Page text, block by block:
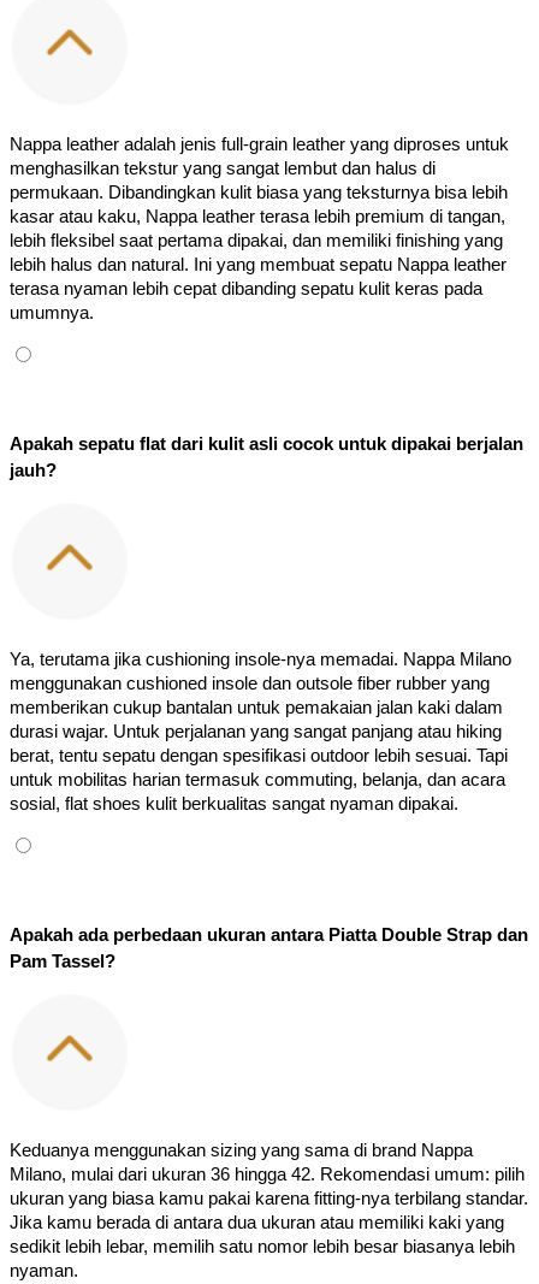
Nappa leather adalah jenis full-grain leather yang diproses untuk
menghasilkan tekstur yang sangat lembut dan halus di
permukaan. Dibandingkan kulit biasa yang teksturnya bisa lebih
kasar atau kaku, Nappa leather terasa lebih premium di tangan,
lebih fleksibel saat pertama dipakai, dan memiliki finishing yang
lebih halus dan natural. Ini yang membuat sepatu Nappa leather
terasa nyaman lebih cepat dibanding sepatu kulit keras pada
umumnya.
Apakah sepatu flat dari kulit asli cocok untuk dipakai berjalan
jauh?
Ya, terutama jika cushioning insole-nya memadai. Nappa Milano
menggunakan cushioned insole dan outsole fiber rubber yang
memberikan cukup bantalan untuk pemakaian jalan kaki dalam
durasi wajar. Untuk perjalanan yang sangat panjang atau hiking
berat, tentu sepatu dengan spesifikasi outdoor lebih sesuai. Tapi
untuk mobilitas harian termasuk commuting, belanja, dan acara
sosial, flat shoes kulit berkualitas sangat nyaman dipakai.
Apakah ada perbedaan ukuran antara Piatta Double Strap dan
Pam Tassel?
Keduanya menggunakan sizing yang sama di brand Nappa
Milano, mulai dari ukuran 36 hingga 42. Rekomendasi umum: pilih
ukuran yang biasa kamu pakai karena fitting-nya terbilang standar.
Jika kamu berada di antara dua ukuran atau memiliki kaki yang
sedikit lebih lebar, memilih satu nomor lebih besar biasanya lebih
nyaman.